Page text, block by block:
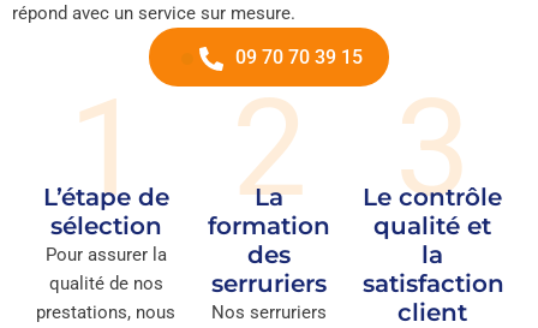
répond avec un service sur mesure.
09 70 70 39 15
1
L’étape de
sélection
Pour assurer la
qualité de nos
prestations, nous
2
La
formation
des
serruriers
Nos serruriers
3
Le contrôle
qualité et
la
satisfaction
client